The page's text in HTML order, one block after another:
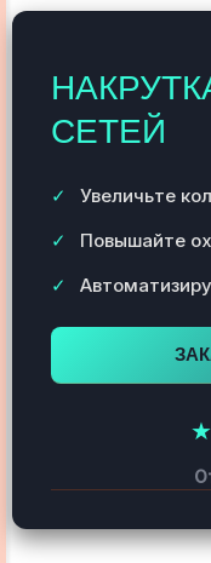
СЕТЕЙ
Увеличьте
Повышайте